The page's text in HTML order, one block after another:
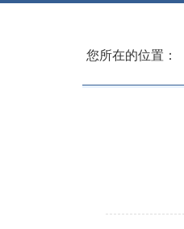
您所在的位置：